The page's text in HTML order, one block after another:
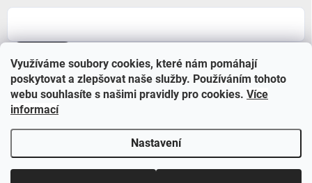
Využíváme soubory cookies, které nám pomáhají
poskytovat a zlepšovat naše služby. Používáním tohoto
webu souhlasíte s našimi pravidly pro cookies. Více
informací
Nastavení
Copyright 2026BABYSTAR. Všechna práva vyhrazena.Upravit nastavení